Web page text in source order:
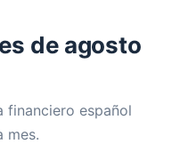
de agosto
financiero español
mes.